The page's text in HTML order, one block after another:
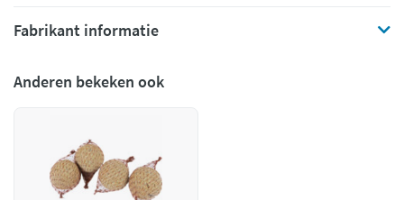
Fabrikant informatie
Anderen bekeken ook